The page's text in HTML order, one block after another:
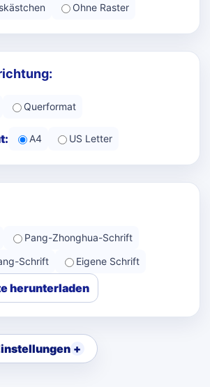
Ohne Raster
Querformat
A4 US Letter
Pang-Zhonghua-Schrift
Schrift
Eigene Schrift
herunterladen